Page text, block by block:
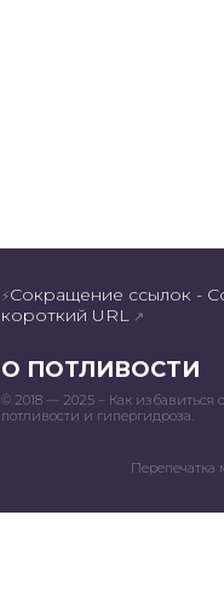
⚡Сокращение ссылок -
короткий URL↗
О ПОТЛИВОСТИ
© 2018 — 2025 – Как избавиться
потливости и гипергидроза.
Перепечатка